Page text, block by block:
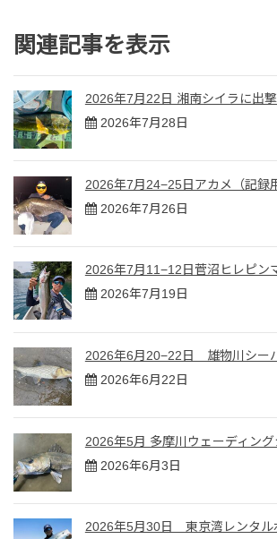
関連記事を表示
2026年7月22日 湘南シイラに出撃
2026年7月28日
2026年7月24−25日アカメ（記録
2026年7月26日
2026年7月11−12日菅沼ヒレピン
2026年7月19日
2026年6月20−22日 雄物川シー
2026年6月22日
2026年5月 多摩川ウェーディング
2026年6月3日
2026年5月30日 東京湾レンタル